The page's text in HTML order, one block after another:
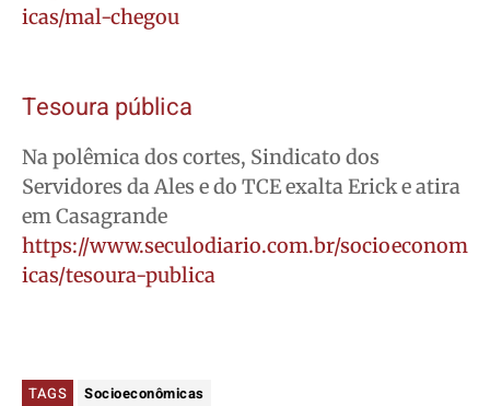
icas/mal-chegou
Tesoura pública
Na polêmica dos cortes, Sindicato dos
Servidores da Ales e do TCE exalta Erick e atira
em Casagrande
https://www.seculodiario.com.br/socioeconom
icas/tesoura-publica
TAGS Socioeconômicas